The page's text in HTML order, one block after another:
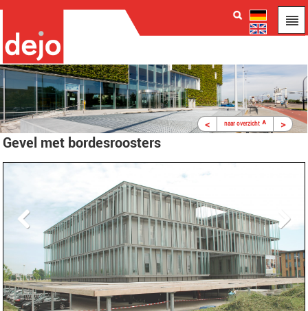
Gevel met bordesroosters
< naar overzicht^ >